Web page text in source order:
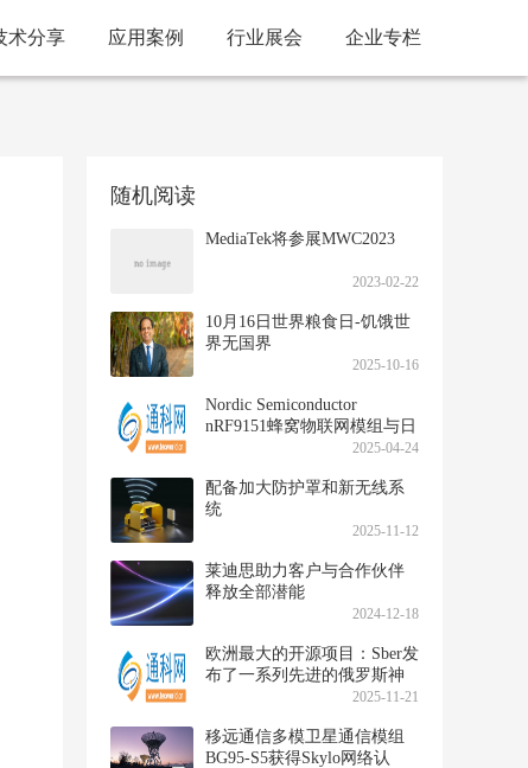
术分享 应用案例 行业展会 企业专栏
随机阅读
MediaTek将参展MWC2023
2023-02-22
10月16日世界粮食日-饥饿世
界无国界
2025-10-16
Nordic Semiconductor
nRF9151蜂窝物联网模组与日
本 IIJ SoftSIM产品相辅相成
2025-04-24
配备加大防护罩和新无线系
统
2025-11-12
莱迪思助力客户与合作伙伴
释放全部潜能
2024-12-18
欧洲最大的开源项目：Sber发
布了一系列先进的俄罗斯神
2025-11-21
移远通信多模卫星通信模组
BG95-S5获得Skylo网络认